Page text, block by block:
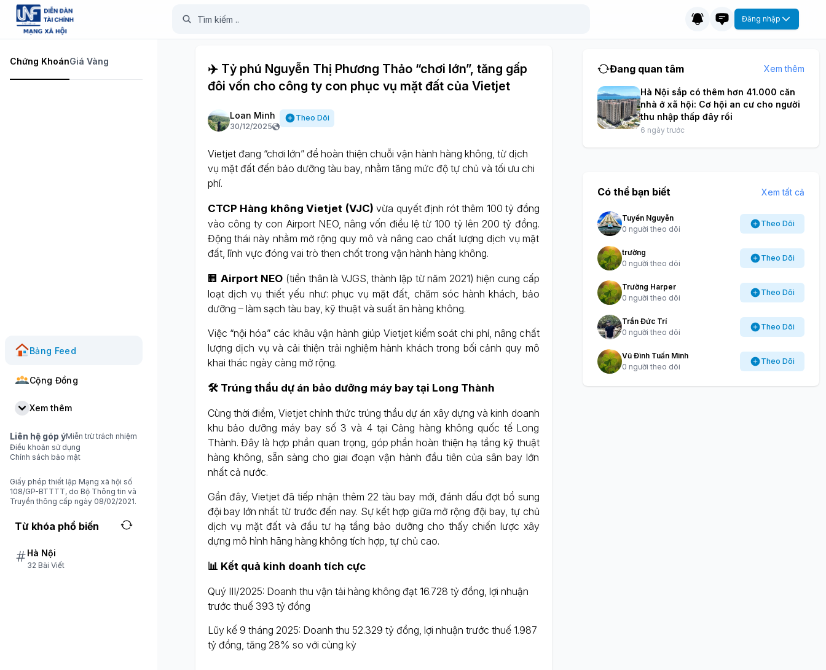
Đăng nhập
Chứng KhoánGiá Vàng
Bảng Feed
Cộng Đồng
Xem thêm
Liên hệ góp ýMiễn trừ trách nhiệm
Điều khoản sử dụng
Chính sách bảo mật
Giấy phép thiết lập Mạng xã hội số
108/GP-BTTTT, do Bộ Thông tin và
Truyền thông cấp ngày 08/02/2021.
Từ khóa phổ biến
Hà Nội
32 Bài Viết
✈️ Tỷ phú Nguyễn Thị Phương Thảo “chơi lớn”, tăng gấp
đôi vốn cho công ty con phục vụ mặt đất của Vietjet
Loan Minh
30/12/2025
Theo Dõi
Vietjet đang “chơi lớn” để hoàn thiện chuỗi vận hành hàng không, từ dịch
vụ mặt đất đến bảo dưỡng tàu bay, nhằm tăng mức độ tự chủ và tối ưu chi
phí.
CTCP Hàng không Vietjet (VJC) vừa quyết định rót thêm 100 tỷ đồng
vào công ty con Airport NEO, nâng vốn điều lệ từ 100 tỷ lên 200 tỷ đồng.
Động thái này nhằm mở rộng quy mô và nâng cao chất lượng dịch vụ mặt
đất, lĩnh vực đóng vai trò then chốt trong vận hành hàng không.
🏢 Airport NEO (tiền thân là VJGS, thành lập từ năm 2021) hiện cung cấp
loạt dịch vụ thiết yếu như: phục vụ mặt đất, chăm sóc hành khách, bảo
dưỡng – làm sạch tàu bay, kỹ thuật và suất ăn hàng không.
Việc “nội hóa” các khâu vận hành giúp Vietjet kiểm soát chi phí, nâng chất
lượng dịch vụ và cải thiện trải nghiệm hành khách trong bối cảnh quy mô
khai thác ngày càng mở rộng.
🛠️ Trúng thầu dự án bảo dưỡng máy bay tại Long Thành
Cùng thời điểm, Vietjet chính thức trúng thầu dự án xây dựng và kinh doanh
khu bảo dưỡng máy bay số 3 và 4 tại Cảng hàng không quốc tế Long
Thành. Đây là hợp phần quan trọng, góp phần hoàn thiện hạ tầng kỹ thuật
hàng không, sẵn sàng cho giai đoạn vận hành đầu tiên của sân bay lớn
nhất cả nước.
Gần đây, Vietjet đã tiếp nhận thêm 22 tàu bay mới, đánh dấu đợt bổ sung
đội bay lớn nhất từ trước đến nay. Sự kết hợp giữa mở rộng đội bay, tự chủ
dịch vụ mặt đất và đầu tư hạ tầng bảo dưỡng cho thấy chiến lược xây
dựng mô hình hãng hàng không tích hợp, tự chủ cao.
📊 Kết quả kinh doanh tích cực
Quý III/2025: Doanh thu vận tải hàng không đạt 16.728 tỷ đồng, lợi nhuận
trước thuế 393 tỷ đồng
Lũy kế 9 tháng 2025: Doanh thu 52.329 tỷ đồng, lợi nhuận trước thuế 1.987
tỷ đồng, tăng 28% so với cùng kỳ
Đang quan tâm Xem thêm
Hà Nội sắp có thêm hơn 41.000 căn
nhà ở xã hội: Cơ hội an cư cho người
thu nhập thấp đây rồi
6 ngày trước
Có thể bạn biết Xem tất cả
Tuyến Nguyễn
0 người theo dõi
Theo Dõi
trường
0 người theo dõi
Theo Dõi
Trường Harper
0 người theo dõi
Theo Dõi
Trần Đức Trí
0 người theo dõi
Theo Dõi
Vũ Đình Tuấn Minh
0 người theo dõi
Theo Dõi